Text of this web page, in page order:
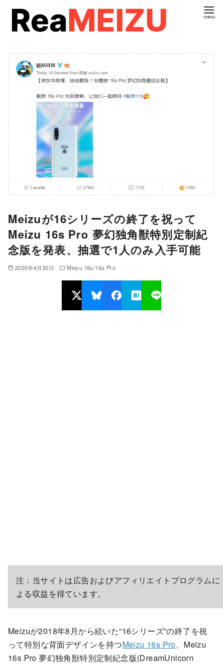
Meizuが16シリーズの終了を祝って
Meizu 16s Pro 夢幻独角獣特別定制紀
念版を発表、抽選で1人のみ入手可能
2020年4月20日 Meizu 16s/16s Pro
注：当サイトは広告およびアフィリエイトプログラムに
よる収益を得ています。
Meizuが2018年8月から続いた“16シリーズ”の終了を祝
って特別な背面デザインを持つMeizu 16s Pro、Meizu
16s Pro 夢幻独角獣特別定制紀念版(DreamUnicorn